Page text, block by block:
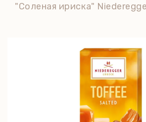
"Соленая ириска"